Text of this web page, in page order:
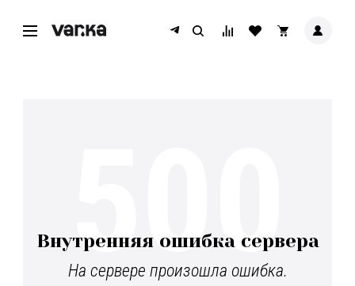
Внутренняя ошибка сервера
На сервере произошла ошибка.
500